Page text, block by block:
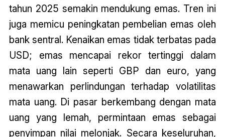
tahun 2025 semakin mendukung emas. Tren ini
juga memicu peningkatan pembelian emas oleh
bank sentral. Kenaikan emas tidak terbatas pada
USD; emas mencapai rekor tertinggi dalam
mata uang lain seperti GBP dan euro, yang
menawarkan perlindungan terhadap volatilitas
mata uang. Di pasar berkembang dengan mata
uang yang lemah, permintaan emas sebagai
penyimpan nilai melonjak. Secara keseluruhan,